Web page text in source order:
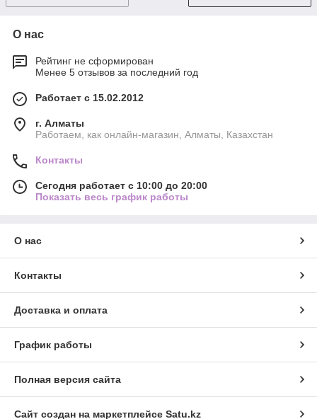
О нас
Рейтинг не сформирован
Менее 5 отзывов за последний год
Работает с 15.02.2012
г. Алматы
Работаем, как онлайн-магазин, Алматы, Казахстан
Контакты
Сегодня работает с 10:00 до 20:00
Показать весь график работы
О нас
Контакты
Доставка и оплата
График работы
Полная версия сайта
Сайт создан на маркетплейсе Satu.kz